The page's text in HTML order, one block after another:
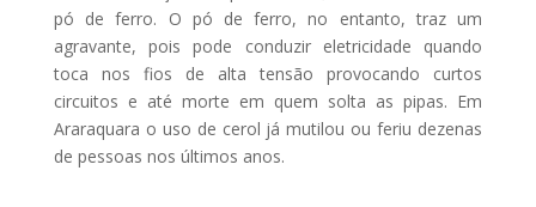
pó de ferro. O pó de ferro, no entanto, traz um
agravante, pois pode conduzir eletricidade quando
toca nos fios de alta tensão provocando curtos
circuitos e até morte em quem solta as pipas. Em
Araraquara o uso de cerol já mutilou ou feriu dezenas
de pessoas nos últimos anos.